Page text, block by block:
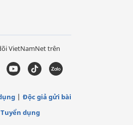
VietNamNet trên
Độc giả gửi bài
Tuyển dụng